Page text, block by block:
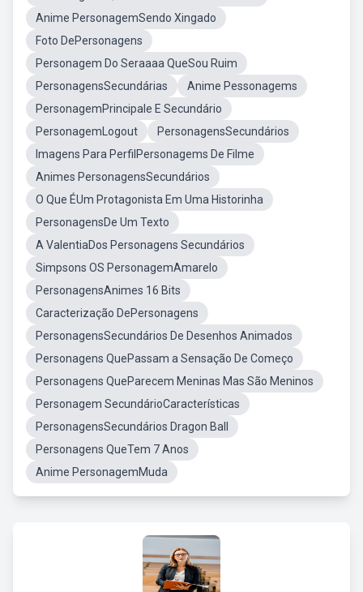
Anime PersonagemSendo Xingado
Foto DePersonagens
Personagem Do Seraaaa QueSou Ruim
PersonagensSecundárias
Anime Pessonagems
PersonagemPrincipale E Secundário
PersonagemLogout
PersonagensSecundários
Imagens Para PerfilPersonagems De Filme
Animes PersonagensSecundários
O Que ÉUm Protagonista Em Uma Historinha
PersonagensDe Um Texto
A ValentiaDos Personagens Secundários
Simpsons OS PersonagemAmarelo
PersonagensAnimes 16 Bits
Caracterização DePersonagens
PersonagensSecundários De Desenhos Animados
Personagens QuePassam a Sensação De Começo
Personagens QueParecem Meninas Mas São Meninos
Personagem SecundárioCaracterísticas
PersonagensSecundários Dragon Ball
Personagens QueTem 7 Anos
Anime PersonagemMuda